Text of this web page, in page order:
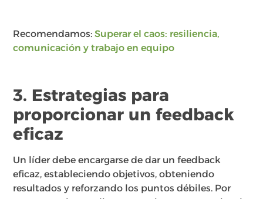
Recomendamos:Superar el caos: resiliencia,
comunicación y trabajo en equipo
3. Estrategias para
proporcionar un feedback
eficaz
Un líder debe encargarse de dar un feedback
eficaz, estableciendo objetivos, obteniendo
resultados y reforzando los puntos débiles. Por